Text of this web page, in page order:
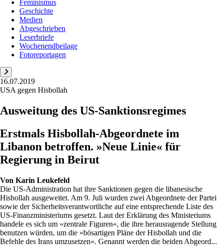
Feminismus
Geschichte
Medien
Abgeschrieben
Leserbriefe
Wochenendbeilage
Fotoreportagen
16.07.2019
USA gegen Hisbollah
Ausweitung des US-Sanktionsregimes
Erstmals Hisbollah-Abgeordnete im
Libanon betroffen. »Neue Linie« für
Regierung in Beirut
Von Karin Leukefeld
Die US-Administration hat ihre Sanktionen gegen die libanesische
Hisbollah ausgeweitet. Am 9. Juli wurden zwei Abgeordnete der Partei
sowie der Sicherheitsverantwortliche auf eine entsprechende Liste des
US-Finanzministeriums gesetzt. Laut der Erklärung des Ministeriums
handele es sich um »zentrale Figuren«, die ihre herausragende Stellung
benutzen würden, um die »bösartigen Pläne der Hisbollah und die
Befehle des Irans umzusetzen«. Genannt werden die beiden Abgeord...